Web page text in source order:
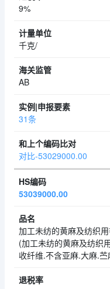
9%
千克/
AB
31条
对比-53029000.00
53039000.00
加工未纺的黄麻及纺织
(加工未纺的黄麻及纺织
收纤维.不含亚麻.大麻.苎